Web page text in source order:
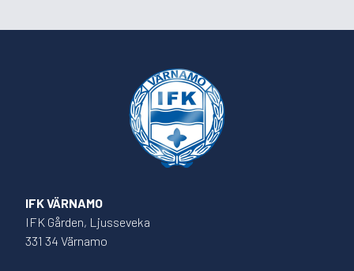
IFK VÄRNAMO
IFK Gården, Ljusseveka
331 34 Värnamo